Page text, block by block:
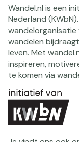
Wandel.nl is een
Nederland
wandelorganisatie
wandelen
leven. Met
inspireren,
te komen via